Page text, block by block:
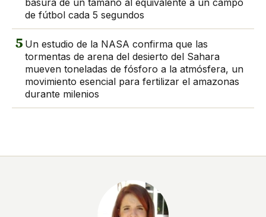
basura de un tamaño al equivalente a un campo
de fútbol cada 5 segundos
5 Un estudio de la NASA confirma que las
tormentas de arena del desierto del Sahara
mueven toneladas de fósforo a la atmósfera, un
movimiento esencial para fertilizar el amazonas
durante milenios